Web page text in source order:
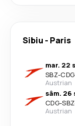
Sibiu - Paris
mar. 22
SBZ-CDG
Austrian
sâm. 26
CDG-SBZ
Austrian